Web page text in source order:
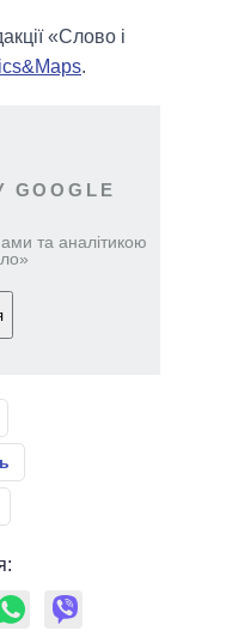
«Слово і
.
та аналітикою